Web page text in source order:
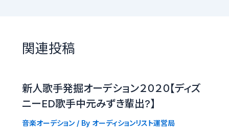
関連投稿
新人歌手発掘オーデション２０２０【ディズ
ニーED歌手中元みずき輩出?】
音楽オーデション/ By オーディションリスト運営局